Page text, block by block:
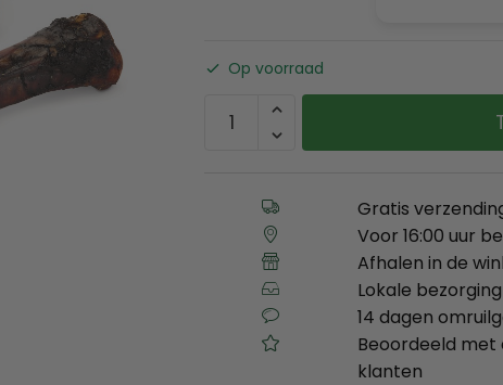
Op voorraad
Gratis
Voor 16:00 uur
Afhalen in de
Lokale
14 dagen
Beoordeeld met
klanten